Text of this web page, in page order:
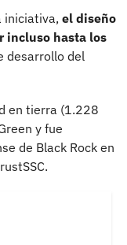
iniciativa, el diseño
incluso hasta los
desarrollo del
en tierra (1.228
y fue
de Black Rock en